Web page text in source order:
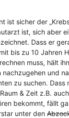
ist sicher der
ist, sich aber
Dass er
bis zu 10 Jahren
muss, hält
nachzugehen und
zu suchen. Dass
& Zeit z.B.
bekommt, fällt
unter den